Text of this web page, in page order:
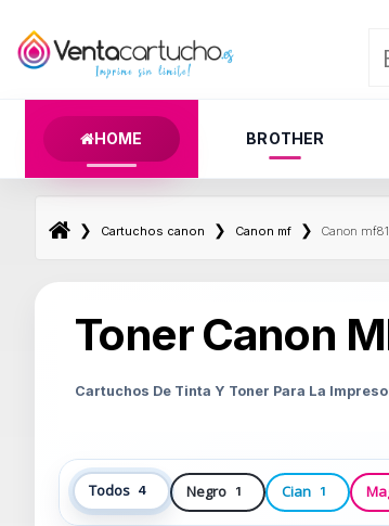
HOME BROTHER
❯ Cartuchos canon ❯ Canon mf ❯ Canon
Toner Canon
Cartuchos De Tinta Y Toner Para La
Todos 4 Negro 1 Cian 1